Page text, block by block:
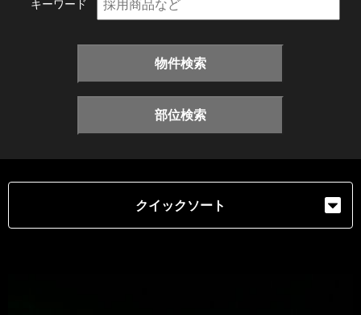
キーワード
物件検索
部位検索
クイックソート